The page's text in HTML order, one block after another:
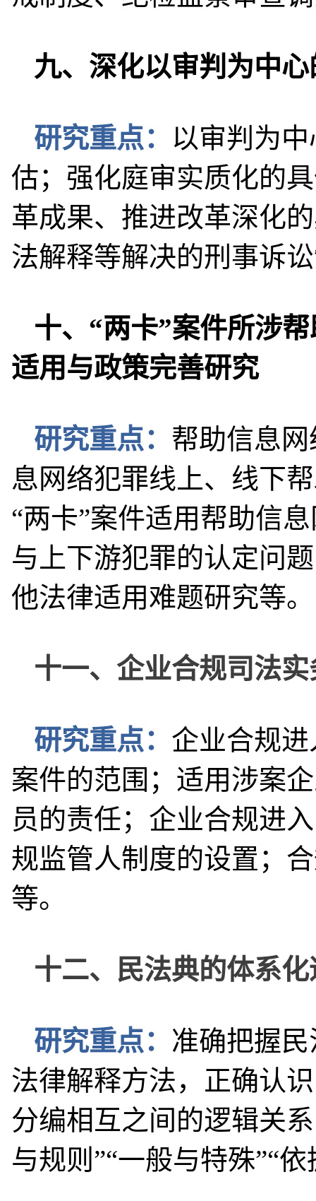
九、深化以审判为中
研究重点： 以审判为
估；强化庭审实质化的
革成果、推进改革深化
法解释等解决的刑事诉
十、“两卡”案件所涉
适用与政策完善研究
研究重点： 帮助信息
息网络犯罪线上、线下
“两卡”案件适用帮助信
与上下游犯罪的认定问
他法律适用难题研究等。
十一、企业合规司法
研究重点： 企业合规
案件的范围；适用涉案
员的责任；企业合规进
规监管人制度的设置；
等。
十二、民法典的体系
研究重点： 准确把握
法律解释方法，正确认
分编相互之间的逻辑关
与规则”“一般与特殊”“